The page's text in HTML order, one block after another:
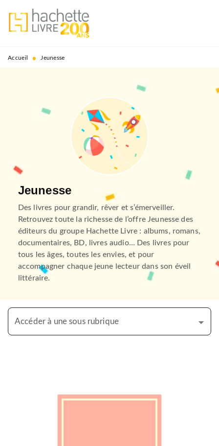
MENU RECHERCHE
PIED DE PAGE
Accueil • Jeunesse
Jeunesse
Des livres pour grandir, rêver et s’émerveiller.
Retrouvez toute la richesse de l’offre Jeunesse des
éditeurs du groupe Hachette Livre : albums, romans,
documentaires, BD, livres audio… Des livres pour
tous les âges, toutes les envies, et pour
accompagner chaque jeune lecteur dans son éveil
littéraire.
Accéder à une sous rubrique